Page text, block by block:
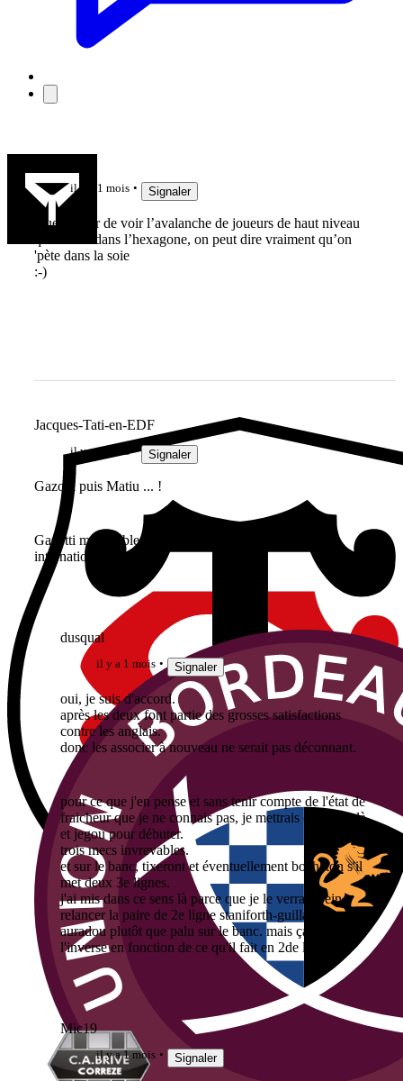
il y a 1 mois Signaler
Quel plaisir de voir l’avalanche de joueurs de haut niveau
que l’on a dans l’hexagone, on peut dire vraiment qu’on
'pète dans la soie
:-)
Jacques-Tati-en-EDF
il y a 1 mois Signaler
Gazotti puis Matiu ... !
Gazotti me semble un peu plus mature au niveau
international.
dusqual
il y a 1 mois Signaler
oui, je suis d'accord.
après les deux font partie des grosses satisfactions
contre les anglais.
donc les associer à nouveau ne serait pas déconnant.
pour ce que j'en pense et sans tenir compte de l'état de
fraicheur que je ne connais pas, je mettrais ces deux là
et jegou pour débuter.
trois mecs invrevables.
et sur le banc, tixeront et éventuellement bochaton s'il
met deux 3e lignes.
j'ai mis dans ce sens là parce que je le verrais bein
relancer la paire de 2e ligne staniforth-guillard avec
auradou plutôt que palu sur le banc. mais ça peut être
l'inverse en fonction de ce qu'il fait en 2de ligne.
Mic19
il y a 1 mois Signaler